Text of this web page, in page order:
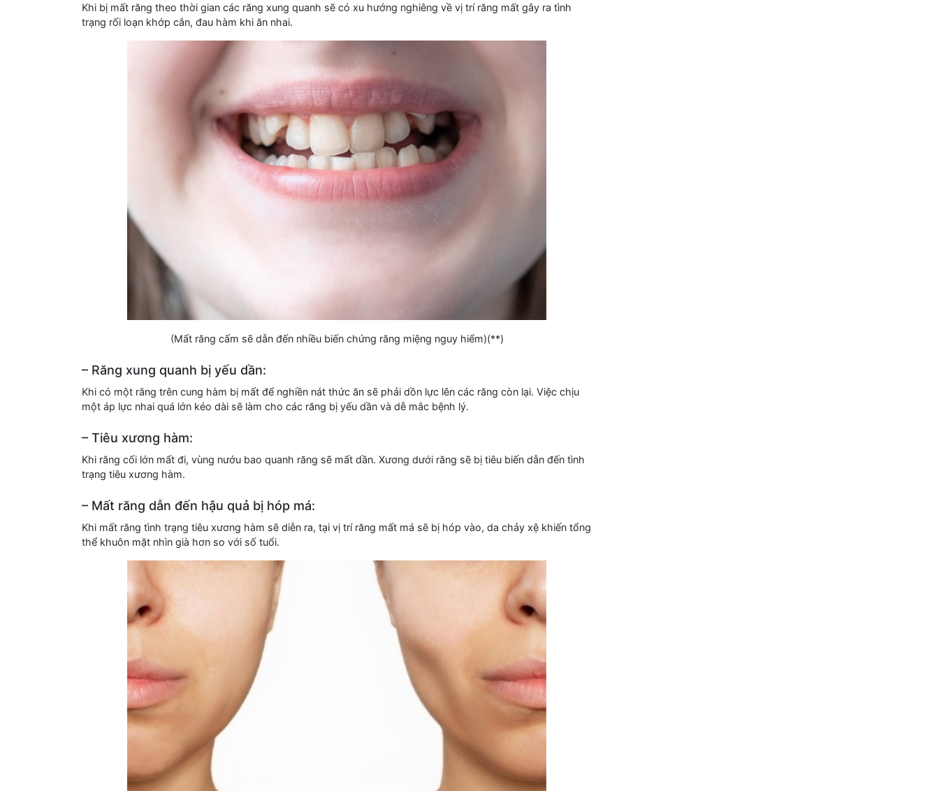
Khi bị mất răng theo thời gian các răng xung quanh sẽ có xu hướng nghiêng về vị trí răng mất gây ra tình
trạng rối loạn khớp cắn, đau hàm khi ăn nhai.
(Mất răng cấm sẽ dẫn đến nhiều biến chứng răng miệng nguy hiểm)(**)
– Răng xung quanh bị yếu dần:
Khi có một răng trên cung hàm bị mất để nghiền nát thức ăn sẽ phải dồn lực lên các răng còn lại. Việc chịu
một áp lực nhai quá lớn kéo dài sẽ làm cho các răng bị yếu dần và dễ mắc bệnh lý.
– Tiêu xương hàm:
Khi răng cối lớn mất đi, vùng nướu bao quanh răng sẽ mất dần. Xương dưới răng sẽ bị tiêu biến dẫn đến tình
trạng tiêu xương hàm.
– Mất răng dẫn đến hậu quả bị hóp má:
Khi mất răng tình trạng tiêu xương hàm sẽ diễn ra, tại vị trí răng mất má sẽ bị hóp vào, da chảy xệ khiến tổng
thể khuôn mặt nhìn già hơn so với số tuổi.